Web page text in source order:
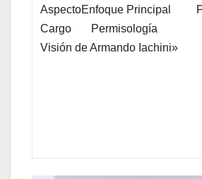
AspectoEnfoque Principal
Visión de Armando Iachini»